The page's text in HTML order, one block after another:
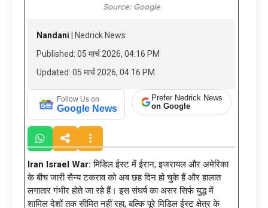
Source: Google
Nandani | Nedrick News
Published: 05 मार्च 2026, 04:16 PM
Updated: 05 मार्च 2026, 04:16 PM
Follow Us on
Google News
Prefer Nedrick News
on Google
Iran Israel War:मिडिल ईस्ट में ईरान, इजरायल और अमेरिका
के बीच जारी सैन्य टकराव को अब छह दिन हो चुके हैं और हालात
लगातार गंभीर होते जा रहे हैं। इस संघर्ष का असर सिर्फ युद्ध में
शामिल देशों तक सीमित नहीं रहा, बल्कि पूरे मिडिल ईस्ट क्षेत्र के